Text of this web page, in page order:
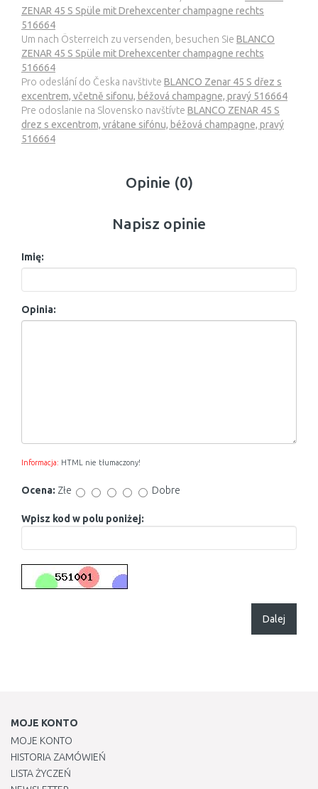
ZENAR 45 S Spüle mit Drehexcenter champagne rechts
516664
Um nach Österreich zu versenden, besuchen Sie BLANCO
ZENAR 45 S Spüle mit Drehexcenter champagne rechts
516664
Pro odeslání do Česka navštivte BLANCO Zenar 45 S dřez s
excentrem, včetně sifonu, béžová champagne, pravý 516664
Pre odoslanie na Slovensko navštívte BLANCO ZENAR 45 S
drez s excentrom, vrátane sifónu, béžová champagne, pravý
516664
Opinie (0)
Napisz opinie
Imię:
Opinia:
Informacja: HTML nie tłumaczony!
Ocena: Złe Dobre
Wpisz kod w polu poniżej:
Dalej
MOJE KONTO
MOJE KONTO
HISTORIA ZAMÓWIEŃ
LISTA ŻYCZEŃ